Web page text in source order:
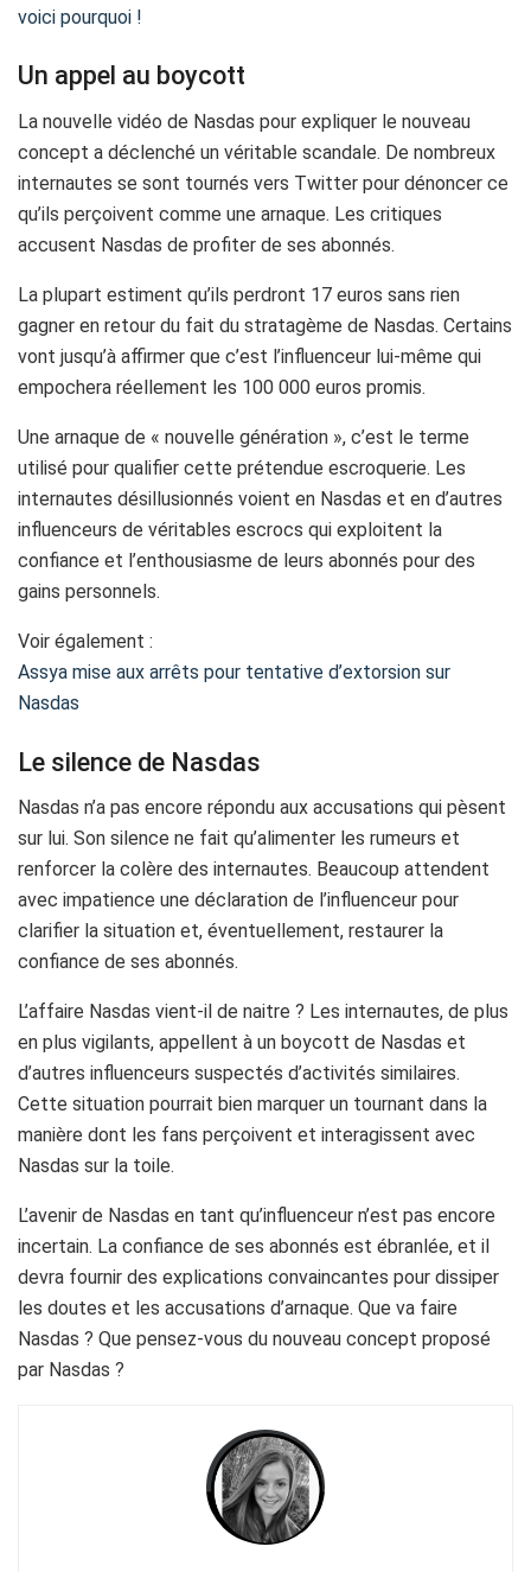
voici pourquoi !
Un appel au boycott
La nouvelle vidéo de Nasdas pour expliquer le nouveau
concept a déclenché un véritable scandale. De nombreux
internautes se sont tournés vers Twitter pour dénoncer ce
qu’ils perçoivent comme une arnaque. Les critiques
accusent Nasdas de profiter de ses abonnés.
La plupart estiment qu’ils perdront 17 euros sans rien
gagner en retour du fait du stratagème de Nasdas. Certains
vont jusqu’à affirmer que c’est l’influenceur lui-même qui
empochera réellement les 100 000 euros promis.
Une arnaque de « nouvelle génération », c’est le terme
utilisé pour qualifier cette prétendue escroquerie. Les
internautes désillusionnés voient en Nasdas et en d’autres
influenceurs de véritables escrocs qui exploitent la
confiance et l’enthousiasme de leurs abonnés pour des
gains personnels.
Voir également :
Assya mise aux arrêts pour tentative d’extorsion sur
Nasdas
Le silence de Nasdas
Nasdas n’a pas encore répondu aux accusations qui pèsent
sur lui. Son silence ne fait qu’alimenter les rumeurs et
renforcer la colère des internautes. Beaucoup attendent
avec impatience une déclaration de l’influenceur pour
clarifier la situation et, éventuellement, restaurer la
confiance de ses abonnés.
L’affaire Nasdas vient-il de naitre ? Les internautes, de plus
en plus vigilants, appellent à un boycott de Nasdas et
d’autres influenceurs suspectés d’activités similaires.
Cette situation pourrait bien marquer un tournant dans la
manière dont les fans perçoivent et interagissent avec
Nasdas sur la toile.
L’avenir de Nasdas en tant qu’influenceur n’est pas encore
incertain. La confiance de ses abonnés est ébranlée, et il
devra fournir des explications convaincantes pour dissiper
les doutes et les accusations d’arnaque. Que va faire
Nasdas ? Que pensez-vous du nouveau concept proposé
par Nasdas ?